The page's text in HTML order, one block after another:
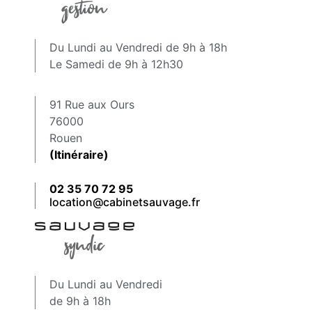
Du Lundi au Vendredi de 9h à 18h
Le Samedi de 9h à 12h30
91 Rue aux Ours
76000
Rouen
(Itinéraire)
02 35 70 72 95
location@cabinetsauvage.fr
Du Lundi au Vendredi
de 9h à 18h